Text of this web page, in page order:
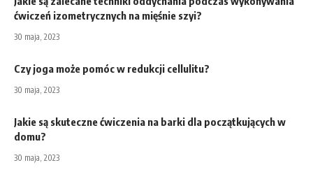
ćwiczeń izometrycznych na mięśnie szyi?
30 maja, 2023
Czy joga może pomóc w redukcji cellulitu?
30 maja, 2023
Jakie są skuteczne ćwiczenia na barki dla początkujących w
domu?
30 maja, 2023